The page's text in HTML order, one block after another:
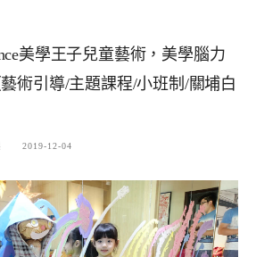
美學王子兒童藝術，美學腦力
術引導/主題課程/小班制/關埔白
2019-12-04